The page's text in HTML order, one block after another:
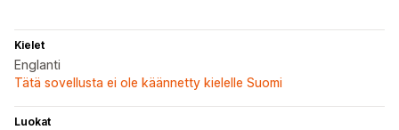
Kielet
Englanti
Tätä sovellusta ei ole käännetty kielelle Suomi
Luokat